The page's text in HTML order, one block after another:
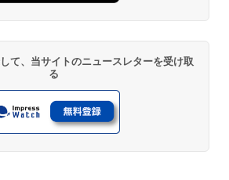
て、当サイトのニュースレターを受け取
る